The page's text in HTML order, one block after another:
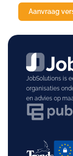
JobSolutions is
organisaties
en advies op